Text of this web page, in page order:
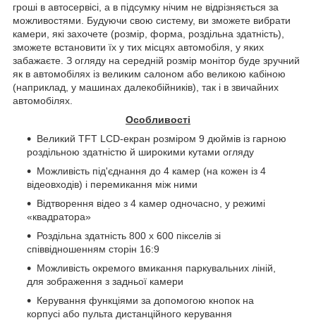
гроші в автосервісі, а в підсумку нічим не відрізняється за
можливостями. Будуючи свою систему, ви зможете вибрати
камери, які захочете (розмір, форма, роздільна здатність),
зможете встановити їх у тих місцях автомобіля, у яких
забажаєте. З огляду на середній розмір монітор буде зручний
як в автомобілях із великим салоном або великою кабіною
(наприклад, у машинах далекобійників), так і в звичайних
автомобілях.
Особливості
Великий TFT LCD-екран розміром 9 дюймів із гарною
роздільною здатністю й широкими кутами огляду
Можливість під'єднання до 4 камер (на кожен із 4
відеовходів) і перемикання між ними
Відтворення відео з 4 камер одночасно, у режимі
«квадратора»
Роздільна здатність 800 x 600 пікселів зі
співвідношенням сторін 16:9
Можливість окремого вмикання паркувальних ліній,
для зображення з задньої камери
Керування функціями за допомогою кнопок на
корпусі або пульта дистанційного керування